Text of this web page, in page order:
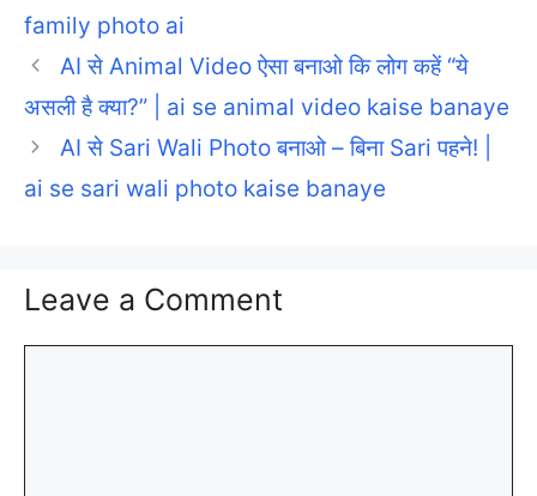
family photo ai
AI से Animal Video ऐसा बनाओ कि लोग कहें “ये
असली है क्या?” | ai se animal video kaise banaye
AI से Sari Wali Photo बनाओ – बिना Sari पहने! |
ai se sari wali photo kaise banaye
Leave a Comment